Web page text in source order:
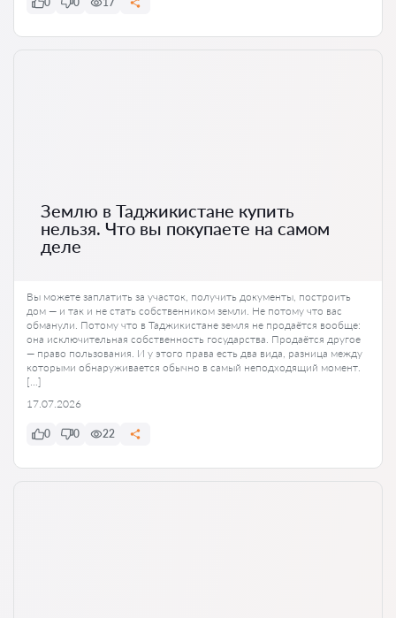
Землю в Таджикистане купить
нельзя. Что вы покупаете на самом
деле
Вы можете заплатить за участок, получить документы, построить
дом — и так и не стать собственником земли. Не потому что вас
обманули. Потому что в Таджикистане земля не продаётся вообще:
она исключительная собственность государства. Продаётся другое
— право пользования. И у этого права есть два вида, разница между
которыми обнаруживается обычно в самый неподходящий момент.
[…]
17.07.2026
0 0 22